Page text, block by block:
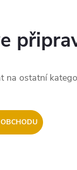
na ostatní